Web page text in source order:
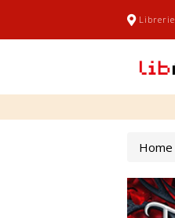
Librerie
Home